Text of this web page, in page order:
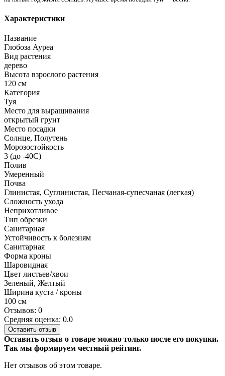
Характеристики
Название
Глобоза Ауреа
Вид растения
дерево
Высота взрослого растения
120 см
Категория
Туя
Место для выращивания
открытый грунт
Место посадки
Солнце, Полутень
Морозостойкость
3 (до -40С)
Полив
Умеренный
Почва
Глинистая, Суглинистая, Песчаная-супесчаная (легкая)
Сложность ухода
Неприхотливое
Тип обрезки
Санитарная
Устойчивость к болезням
Санитарная
Форма кроны
Шаровидная
Цвет листьев/хвои
Зеленый, Желтый
Ширина куста / кроны
100 см
Отзывов: 0
Средняя оценка: 0.0
Оставить отзыв
Оставить отзыв о товаре можно только после его покупки.
Так мы формируем честный рейтинг.
Нет отзывов об этом товаре.